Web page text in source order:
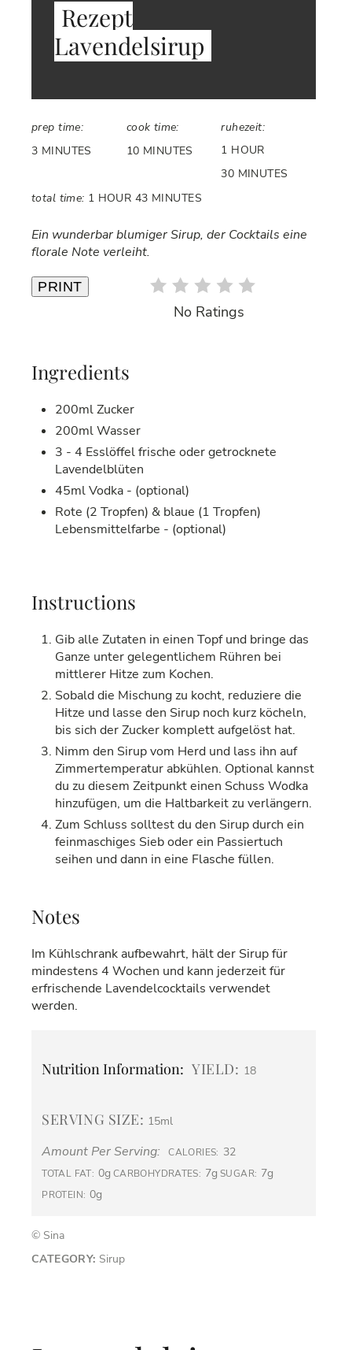
Rezept
Lavendelsirup
prep time:
3 MINUTES
cook time:
10 MINUTES
ruhezeit:
1 HOUR
30 MINUTES
total time: 1 HOUR 43 MINUTES
Ein wunderbar blumiger Sirup, der Cocktails eine
florale Note verleiht.
PRINT
No Ratings
Ingredients
200ml Zucker
200ml Wasser
3 - 4 Esslöffel frische oder getrocknete
Lavendelblüten
45ml Vodka - (optional)
Rote (2 Tropfen) & blaue (1 Tropfen)
Lebensmittelfarbe - (optional)
Instructions
Gib alle Zutaten in einen Topf und bringe das
Ganze unter gelegentlichem Rühren bei
mittlerer Hitze zum Kochen.
Sobald die Mischung zu kocht, reduziere die
Hitze und lasse den Sirup noch kurz köcheln,
bis sich der Zucker komplett aufgelöst hat.
Nimm den Sirup vom Herd und lass ihn auf
Zimmertemperatur abkühlen. Optional kannst
du zu diesem Zeitpunkt einen Schuss Wodka
hinzufügen, um die Haltbarkeit zu verlängern.
Zum Schluss solltest du den Sirup durch ein
feinmaschiges Sieb oder ein Passiertuch
seihen und dann in eine Flasche füllen.
Notes
Im Kühlschrank aufbewahrt, hält der Sirup für
mindestens 4 Wochen und kann jederzeit für
erfrischende Lavendelcocktails verwendet
werden.
Nutrition Information: YIELD: 18
SERVING SIZE: 15ml
Amount Per Serving: CALORIES: 32
TOTAL FAT: 0g CARBOHYDRATES: 7g SUGAR: 7g
PROTEIN: 0g
© Sina
CATEGORY: Sirup